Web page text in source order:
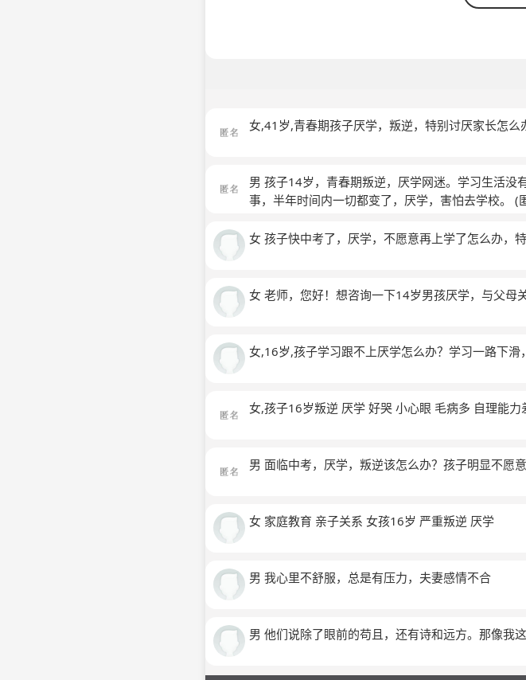
女,41岁,青春期孩子厌学，叛逆，特别讨厌家长怎么
男 孩子14岁，青春期叛逆，厌学网迷。学习生活
事，半年时间内一切都变了，厌学，害怕去学校。 (
女 孩子快中考了，厌学，不愿意再上学了怎么办，
女 老师，您好！想咨询一下14岁男孩厌学，与父母
女,16岁,孩子学习跟不上厌学怎么办？学习一路下
女,孩子16岁叛逆 厌学 好哭 小心眼 毛病多 自理能力
男 面临中考，厌学，叛逆该怎么办？孩子明显不愿意
女 家庭教育 亲子关系 女孩16岁 严重叛逆 厌学
男 我心里不舒服，总是有压力，夫妻感情不合
男 他们说除了眼前的苟且，还有诗和远方。那像我